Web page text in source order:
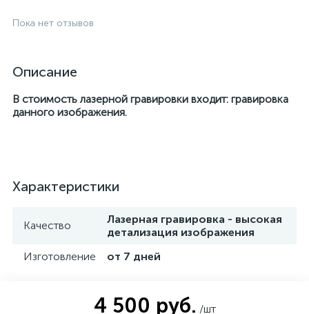
Пока нет отзывов
Описание
В стоимость лазерной гравировки входит: гравировка
данного изображения.
Характеристики
Качество
Лазерная гравировка - высокая
детализация изображения
Изготовление
от 7 дней
4 500 руб. /шт